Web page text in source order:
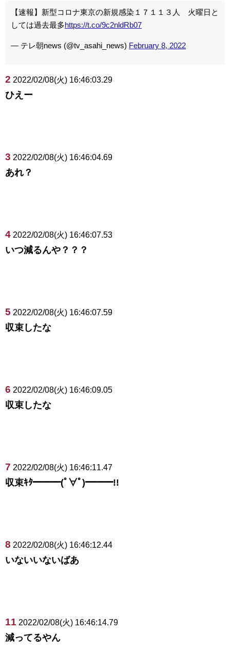
【速報】新型コロナ東京の新規感染１７１１３人 火曜日と
しては過去最多https://t.co/9c2nldRb07
— テレ朝news (@tv_asahi_news) February 8, 2022
2 2022/02/08(火) 16:46:03.29
ひえー
3 2022/02/08(火) 16:46:04.69
あれ？
4 2022/02/08(火) 16:46:07.53
いつ減るんや？？？
5 2022/02/08(火) 16:46:07.59
収束したな
6 2022/02/08(火) 16:46:09.05
収束したな
7 2022/02/08(火) 16:46:11.47
収束ｷﾀ━━━(ﾟ∀ﾟ)━━━!!
8 2022/02/08(火) 16:46:12.44
いないいないばあ
11 2022/02/08(火) 16:46:14.79
減ってるやん